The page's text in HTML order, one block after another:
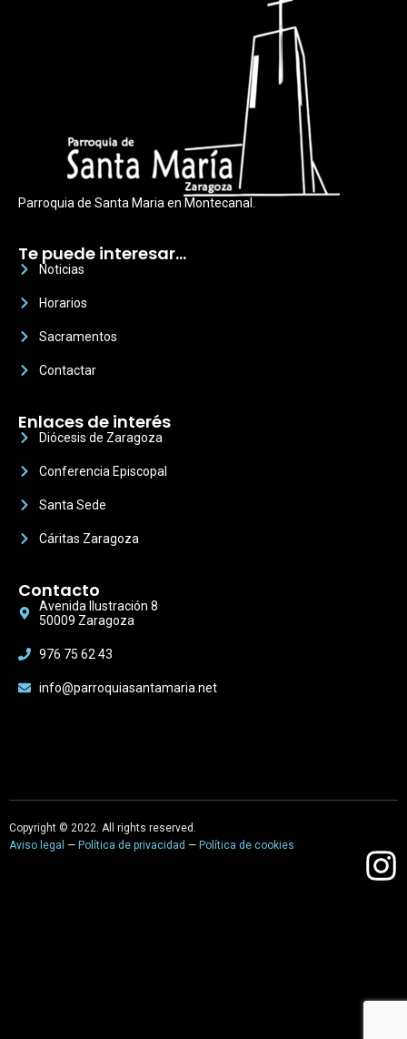
Parroquia de Santa Maria en Montecanal.
Te puede interesar…
Noticias
Horarios
Sacramentos
Contactar
Enlaces de interés
Diócesis de Zaragoza
Conferencia Episcopal
Santa Sede
Cáritas Zaragoza
Contacto
Avenida Ilustración 8
50009 Zaragoza
976 75 62 43
info@parroquiasantamaria.net
Copyright © 2022. All rights reserved.
Aviso legal — Política de privacidad — Política de cookies